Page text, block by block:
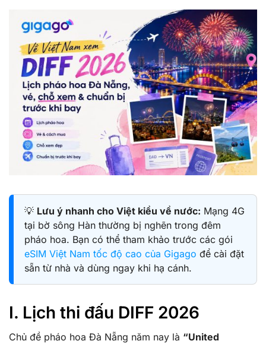
💡 Lưu ý nhanh cho Việt kiều về nước: Mạng 4G
tại bờ sông Hàn thường bị nghẽn trong đêm
pháo hoa. Bạn có thể tham khảo trước các gói
eSIM Việt Nam tốc độ cao của Gigago để cài đặt
sẵn từ nhà và dùng ngay khi hạ cánh.
I. Lịch thi đấu DIFF 2026
Chủ đề pháo hoa Đà Nẵng năm nay là “United